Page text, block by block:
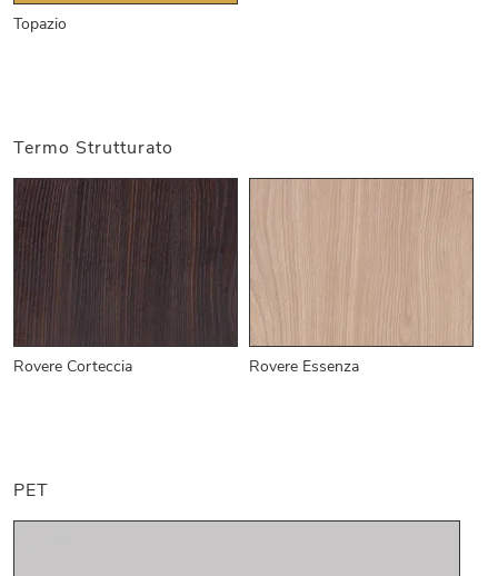
Topazio
Termo Strutturato
Rovere Corteccia Rovere Essenza
PET